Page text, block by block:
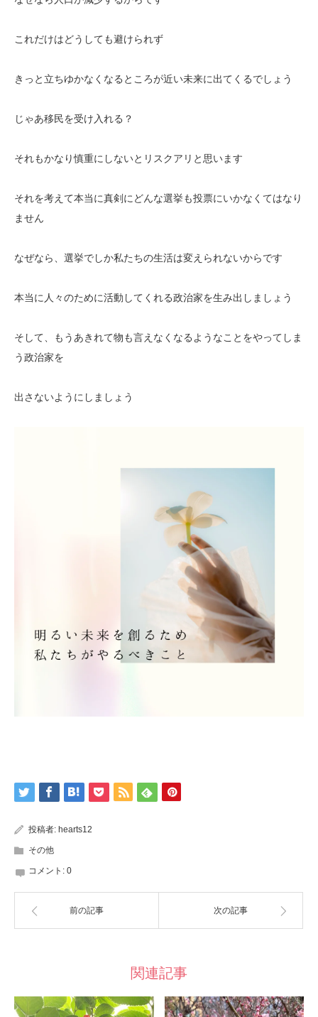
これだけはどうしても避けられず
きっと立ちゆかなくなるところが近い未来に出てくるでしょう
じゃあ移民を受け入れる？
それもかなり慎重にしないとリスクアリと思います
それを考えて本当に真剣にどんな選挙も投票にいかなくてはなり
ません
なぜなら、選挙でしか私たちの生活は変えられないからです
本当に人々のために活動してくれる政治家を生み出しましょう
そして、もうあきれて物も言えなくなるようなことをやってしま
う政治家を
出さないようにしましょう
投稿者: hearts12
その他
コメント: 0
前の記事 次の記事
関連記事